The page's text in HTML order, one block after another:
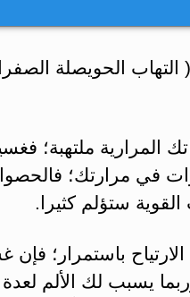
التهاب الحويصلة
المرارية ملتهبة؛
في مرارتك؛
ستؤلم كثيرا.
باستمرار؛ فإن
يسبب لك الألم